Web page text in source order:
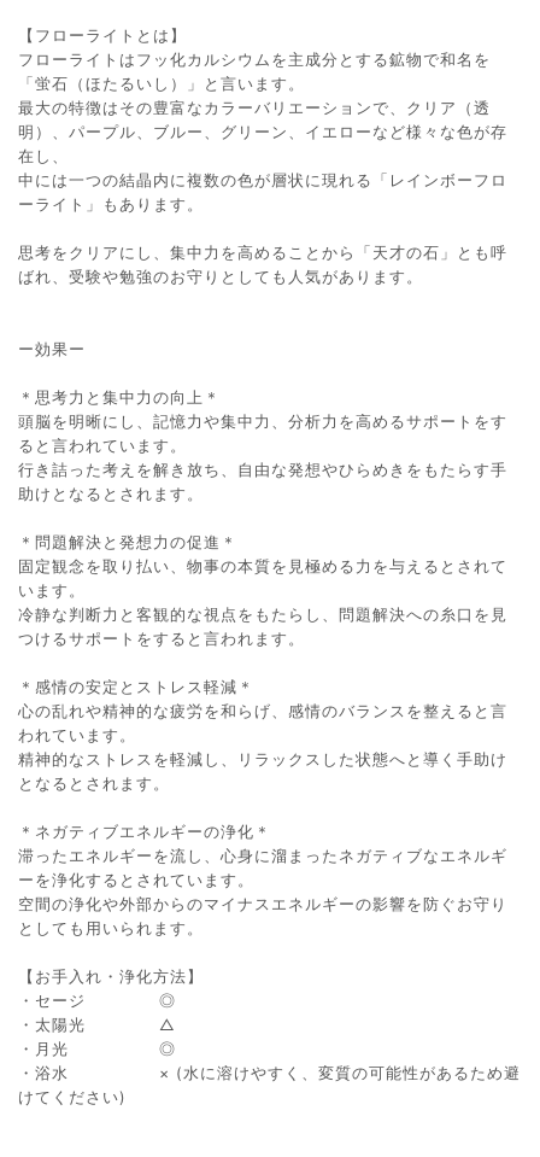
【フローライトとは】
フローライトはフッ化カルシウムを主成分とする鉱物で和名を
「蛍石（ほたるいし）」と言います。
最大の特徴はその豊富なカラーバリエーションで、クリア（透
明）、パープル、ブルー、グリーン、イエローなど様々な色が存
在し、
中には一つの結晶内に複数の色が層状に現れる「レインボーフロ
ーライト」もあります。
思考をクリアにし、集中力を高めることから「天才の石」とも呼
ばれ、受験や勉強のお守りとしても人気があります。
ー効果ー
＊思考力と集中力の向上＊
頭脳を明晰にし、記憶力や集中力、分析力を高めるサポートをす
ると言われています。
行き詰った考えを解き放ち、自由な発想やひらめきをもたらす手
助けとなるとされます。
＊問題解決と発想力の促進＊
固定観念を取り払い、物事の本質を見極める力を与えるとされて
います。
冷静な判断力と客観的な視点をもたらし、問題解決への糸口を見
つけるサポートをすると言われます。
＊感情の安定とストレス軽減＊
心の乱れや精神的な疲労を和らげ、感情のバランスを整えると言
われています。
精神的なストレスを軽減し、リラックスした状態へと導く手助け
となるとされます。
＊ネガティブエネルギーの浄化＊
滞ったエネルギーを流し、心身に溜まったネガティブなエネルギ
ーを浄化するとされています。
空間の浄化や外部からのマイナスエネルギーの影響を防ぐお守り
としても用いられます。
【お手入れ・浄化方法】
・セージ ◎
・太陽光 △
・月光 ◎
・浴水 × (水に溶けやすく、変質の可能性があるため避
けてください)